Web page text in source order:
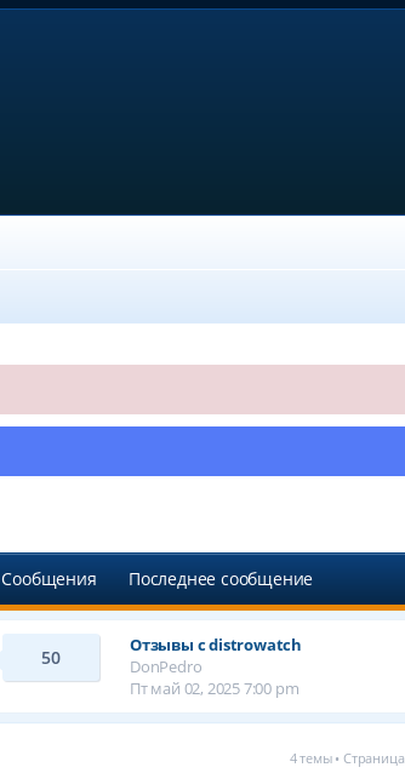
Сообщения Последнее сообщение
50
Отзывы с distrowatch
DonPedro
Пт май 02, 2025 7:00 pm
4 темы • Страница